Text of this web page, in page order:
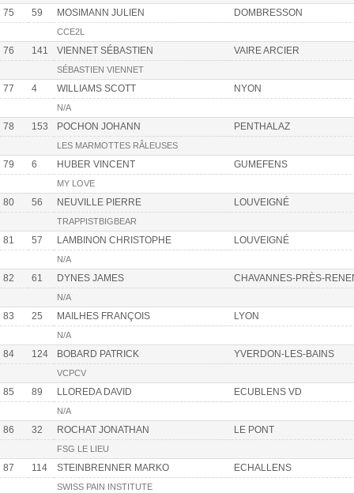
75 59 MOSIMANN JULIEN DOMBRESSON
CCE2L
76 141 VIENNET SÉBASTIEN VAIRE ARCIER
SÉBASTIEN VIENNET
77 4 WILLIAMS SCOTT NYON
N/A
78 153 POCHON JOHANN PENTHALAZ
LES MARMOTTES RÂLEUSES
79 6 HUBER VINCENT GUMEFENS
MY LOVE
80 56 NEUVILLE PIERRE LOUVEIGNÉ
TRAPPISTBIGBEAR
81 57 LAMBINON CHRISTOPHE LOUVEIGNÉ
N/A
82 61 DYNES JAMES CHAVANNES-PRÈS-
N/A
83 25 MAILHES FRANÇOIS LYON
N/A
84 124 BOBARD PATRICK YVERDON-LES-BAINS
VCPCV
85 89 LLOREDA DAVID ECUBLENS VD
N/A
86 32 ROCHAT JONATHAN LE PONT
FSG LE LIEU
87 114 STEINBRENNER MARKO ECHALLENS
SWISS PAIN INSTITUTE